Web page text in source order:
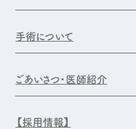
手術について
ごあいさつ・医師紹介
【採用情報】